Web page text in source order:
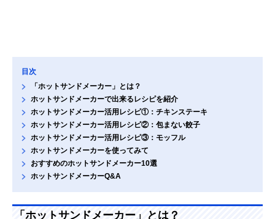
目次
「ホットサンドメーカー」とは？
ホットサンドメーカーで出来るレシピを紹介
ホットサンドメーカー活用レシピ①：チキンステーキ
ホットサンドメーカー活用レシピ②：包まない餃子
ホットサンドメーカー活用レシピ③：モッフル
ホットサンドメーカーを使ってみて
おすすめのホットサンドメーカー10選
ホットサンドメーカーQ&A
「ホットサンドメーカー」とは？